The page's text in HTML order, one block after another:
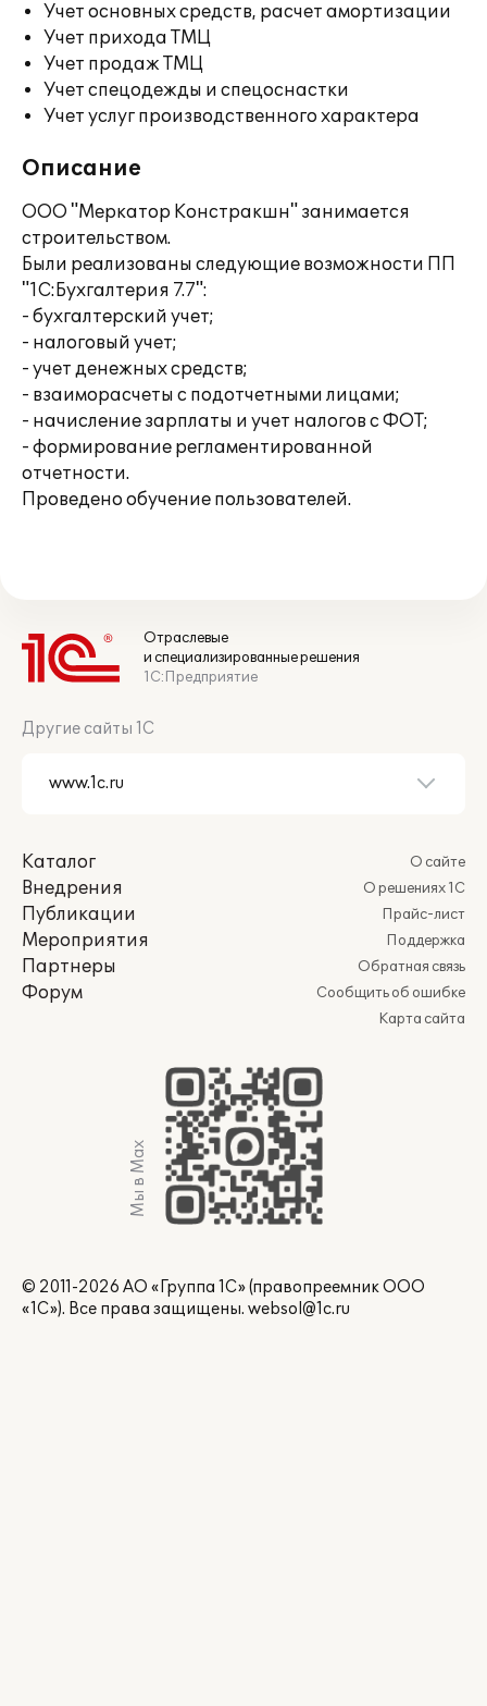
Учет основных средств, расчет амортизации
Учет прихода ТМЦ
Учет продаж ТМЦ
Учет спецодежды и спецоснастки
Учет услуг производственного характера
Описание
ООО "Меркатор Констракшн" занимается
строительством.
Были реализованы следующие возможности ПП
"1С:Бухгалтерия 7.7":
- бухгалтерский учет;
- налоговый учет;
- учет денежных средств;
- взаиморасчеты с подотчетными лицами;
- начисление зарплаты и учет налогов с ФОТ;
- формирование регламентированной
отчетности.
Проведено обучение пользователей.
Отраслевые
и специализированные решения
1С:Предприятие
Другие сайты 1С
Каталог
Внедрения
Публикации
Мероприятия
Партнеры
Форум
О сайте
О решениях 1С
Прайс-лист
Поддержка
Обратная связь
Сообщить об ошибке
Карта сайта
Мы в Max
© 2011-2026 АО «Группа 1С» (правопреемник ООО
«1С»). Все права защищены. websol@1c.ru